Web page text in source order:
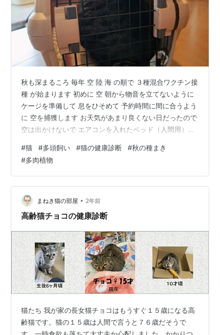
秋も深まるころ 毎年 空 陸 海 の順で ３種混合ワクチン接
種 が始まります 初めに 空 朝から物音を立てないように
ケージを準備して 息をひそめて 予約時間に間に合うよう
に 空を捕獲します お天気があまり良くない日だったので
空は出かけないで エアコンを入れたベッド（人間用）の
ケージに押し込めました💦 さあ行こう 寝ぼけが覚めて
車の中では 「出せー」 空は普段は穏やかなのですが コ
ンナ形相で 先ず見ない顔つきですわ かかりつけのあすな
ろ動物病院の待合室には 相変らず 猫ばかり それも 皆さ
ん 拾ったとか、譲渡会から連れてきたとか 同じよ…
#猫 #多頭飼い #猫の健康診断 #秋の種まき
#多肉植物
まねき猫の部屋 • 2年前
高齢猫チョコの健康診断
猫たち 我が家の長女猫チョコはもうすぐ１５歳になる高
齢猫です。猫の１５歳は人間で言うと７６歳だそうで